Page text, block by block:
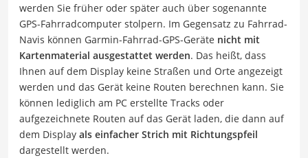
werden Sie früher oder später auch über sogenannte
GPS-Fahrradcomputer stolpern. Im Gegensatz zu Fahrrad-
Navis können Garmin-Fahrrad-GPS-Geräte nicht mit
Kartenmaterial ausgestattet werden. Das heißt, dass
Ihnen auf dem Display keine Straßen und Orte angezeigt
werden und das Gerät keine Routen berechnen kann. Sie
können lediglich am PC erstellte Tracks oder
aufgezeichnete Routen auf das Gerät laden, die dann auf
dem Display als einfacher Strich mit Richtungspfeil
dargestellt werden.